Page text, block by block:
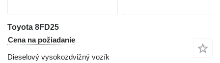
Toyota 8FD25
Cena na požiadanie
Dieselový vysokozdvižný vozík